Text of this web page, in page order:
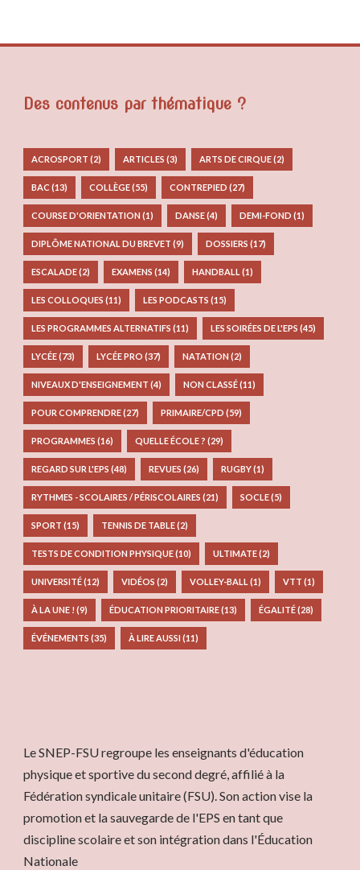
Des contenus par thématique ?
ACROSPORT (2) ARTICLES (3) ARTS DE CIRQUE(2)
BAC (13) COLLÈGE(55) CONTREPIED (27)
COURSE D'ORIENTATION (1) DANSE(4) DEMI-FOND (1)
DIPLÔME NATIONAL DU BREVET (9) DOSSIERS (17)
ESCALADE(2) EXAMENS (14) HANDBALL (1)
LES COLLOQUES (11) LES PODCASTS (15)
LES PROGRAMMES ALTERNATIFS (11) LES SOIRÉES DE L'EPS (45)
LYCÉE(73) LYCÉE PRO (37) NATATION (2)
NIVEAUX D'ENSEIGNEMENT (4) NON CLASSÉ(11)
POUR COMPRENDRE(27) PRIMAIRE/CPD (59)
PROGRAMMES (16) QUELLE ÉCOLE ? (29)
REGARD SUR L'EPS (48) REVUES (26) RUGBY(1)
RYTHMES - SCOLAIRES / PÉRISCOLAIRES (21) SOCLE(5)
SPORT (15) TENNIS DE TABLE(2)
TESTS DE CONDITION PHYSIQUE(10) ULTIMATE(2)
UNIVERSITÉ(12) VIDÉOS (2) VOLLEY-BALL (1) VTT (1)
À LA UNE ! (9) ÉDUCATION PRIORITAIRE(13) ÉGALITÉ(28)
ÉVÉNEMENTS (35) À LIRE AUSSI (11)
Le SNEP-FSU regroupe les enseignants d'éducation
physique et sportive du second degré, affilié à la
Fédération syndicale unitaire (FSU). Son action vise la
promotion et la sauvegarde de l'EPS en tant que
discipline scolaire et son intégration dans l'Éducation
Nationale